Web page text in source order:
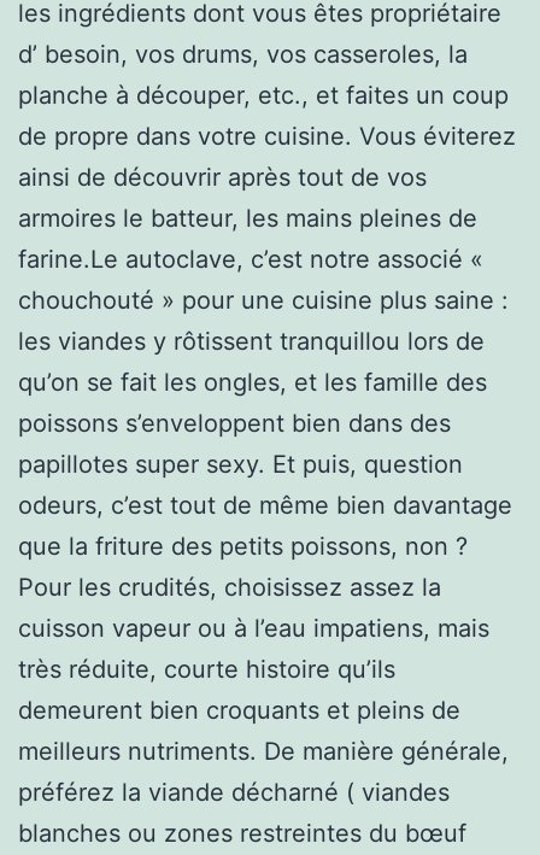
les ingrédients dont vous êtes propriétaire
d’ besoin, vos drums, vos casseroles, la
planche à découper, etc., et faites un coup
de propre dans votre cuisine. Vous éviterez
ainsi de découvrir après tout de vos
armoires le batteur, les mains pleines de
farine.Le autoclave, c’est notre associé «
chouchouté » pour une cuisine plus saine :
les viandes y rôtissent tranquillou lors de
qu’on se fait les ongles, et les famille des
poissons s’enveloppent bien dans des
papillotes super sexy. Et puis, question
odeurs, c’est tout de même bien davantage
que la friture des petits poissons, non ?
Pour les crudités, choisissez assez la
cuisson vapeur ou à l’eau impatiens, mais
très réduite, courte histoire qu’ils
demeurent bien croquants et pleins de
meilleurs nutriments. De manière générale,
préférez la viande décharné ( viandes
blanches ou zones restreintes du bœuf